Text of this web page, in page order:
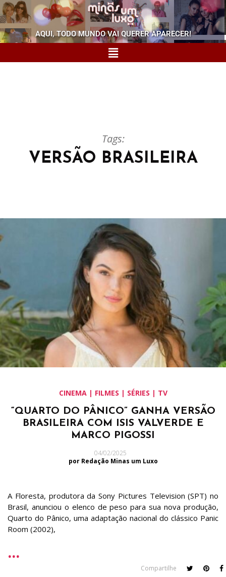
AQUI, TODO MUNDO VAI QUERER APARECER!
Tags:
VERSÃO BRASILEIRA
CINEMA | FILMES | SÉRIES | TV
“QUARTO DO PÂNICO” GANHA VERSÃO
BRASILEIRA COM ISIS VALVERDE E
MARCO PIGOSSI
04/02/2025
por Redação Minas um Luxo
A Floresta, produtora da Sony Pictures Television (SPT) no
Brasil, anunciou o elenco de peso para sua nova produção,
Quarto do Pânico, uma adaptação nacional do clássico Panic
Room (2002),
Compartilhe